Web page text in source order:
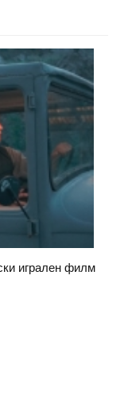
игрален филм